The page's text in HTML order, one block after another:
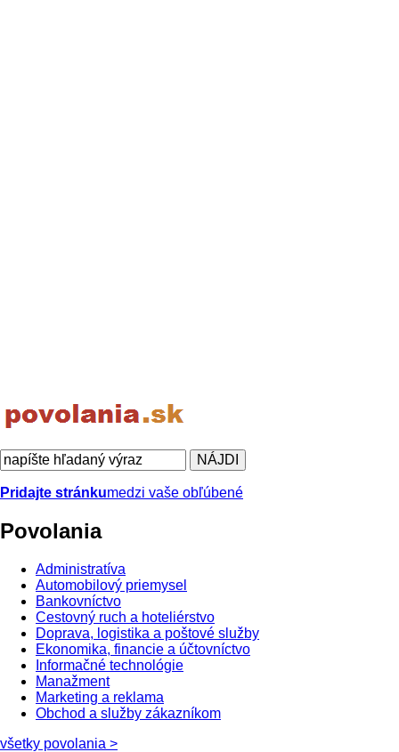
Pridajte stránkumedzi vaše obľúbené
Povolania
Administratíva
Automobilový priemysel
Bankovníctvo
Cestovný ruch a hoteliérstvo
Doprava, logistika a poštové služby
Ekonomika, financie a účtovníctvo
Informačné technológie
Manažment
Marketing a reklama
Obchod a služby zákazníkom
všetky povolania >